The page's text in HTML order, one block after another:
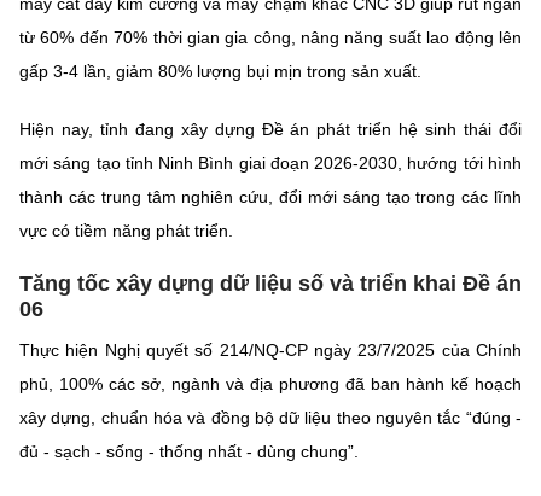
từ 60% đến 70% thời gian gia công, nâng năng suất lao động lên
gấp 3-4 lần, giảm 80% lượng bụi mịn trong sản xuất.
Hiện nay, tỉnh đang xây dựng Đề án phát triển hệ sinh thái đổi
mới sáng tạo tỉnh Ninh Bình giai đoạn 2026-2030, hướng tới hình
thành các trung tâm nghiên cứu, đổi mới sáng tạo trong các lĩnh
vực có tiềm năng phát triển.
Tăng tốc xây dựng dữ liệu số và triển khai Đề án
06
Thực hiện Nghị quyết số 214/NQ-CP ngày 23/7/2025 của Chính
phủ, 100% các sở, ngành và địa phương đã ban hành kế hoạch
xây dựng, chuẩn hóa và đồng bộ dữ liệu theo nguyên tắc “đúng -
đủ - sạch - sống - thống nhất - dùng chung”.